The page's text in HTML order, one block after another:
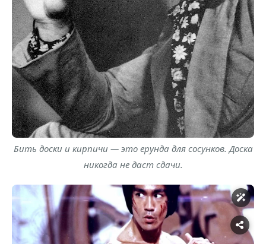
Бить доски и кирпичи — это ерунда для сосунков. Доска
никогда не даст сдачи.